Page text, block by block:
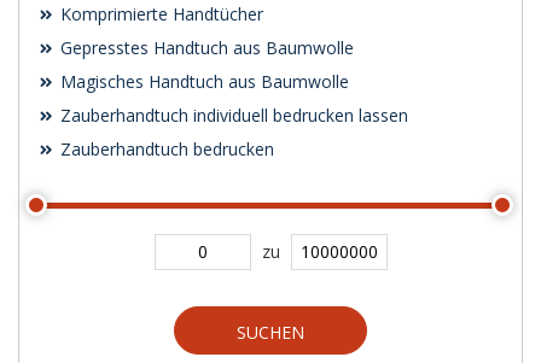
Komprimierte Handtücher
Gepresstes Handtuch aus Baumwolle
Magisches Handtuch aus Baumwolle
Zauberhandtuch individuell bedrucken lassen
Zauberhandtuch bedrucken
zu
SUCHEN